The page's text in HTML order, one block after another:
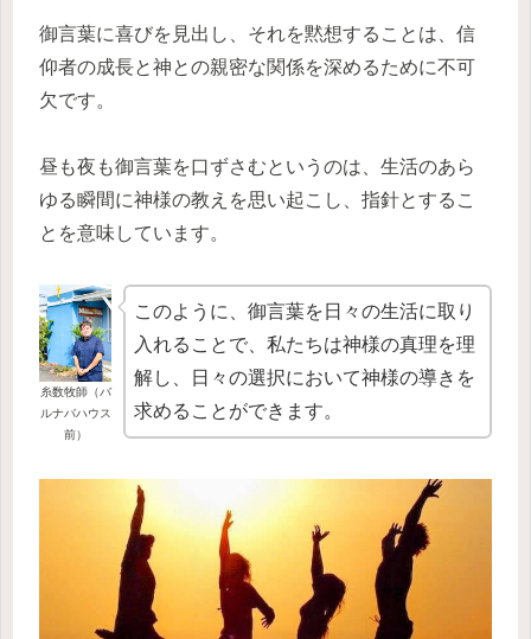
御言葉に喜びを見出し、それを黙想することは、信
仰者の成長と神との親密な関係を深めるために不可
欠です。
昼も夜も御言葉を口ずさむというのは、生活のあら
ゆる瞬間に神様の教えを思い起こし、指針とするこ
とを意味しています。
糸数牧師（バ
ルナバハウス
前）
このように、御言葉を日々の生活に取り
入れることで、私たちは神様の真理を理
解し、日々の選択において神様の導きを
求めることができます。